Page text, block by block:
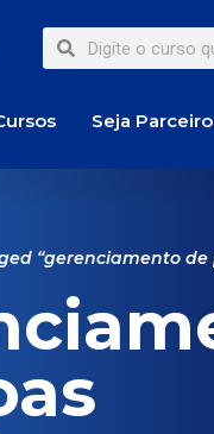
Seja Parceiro
“gerenciamento de